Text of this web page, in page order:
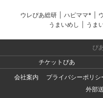
ウレぴあ総研 ハピママ*
うまいめし
うま
ぴ
チケットぴあ
会社案内
プライバシーポリシ
外部